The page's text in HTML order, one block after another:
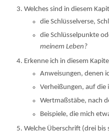
Welches sind in diesem
die Schlüsselverse,
die Schlüsselpunkte
meinem Leben?
Erkenne ich in diesem
Anweisungen, denen
Verheißungen, auf die
Wertmaßstäbe, nach
Beispiele, die mich
Welche Überschrift (drei bis